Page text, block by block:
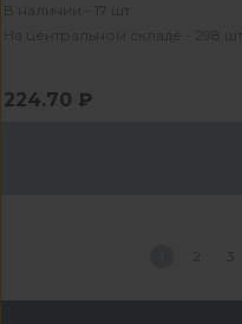
В наличии - 17 шт
На центральном складе - 298 шт
224.70 ₽
2